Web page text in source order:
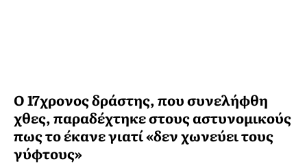
Ο 17χρονος δράστης, που συνελήφθη
χθες, παραδέχτηκε στους αστυνομικούς
πως το έκανε γιατί «δεν χωνεύει τους
γύφτους»